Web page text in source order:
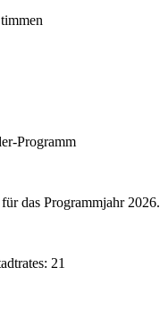
Programm
das Programmjahr 2026.
21